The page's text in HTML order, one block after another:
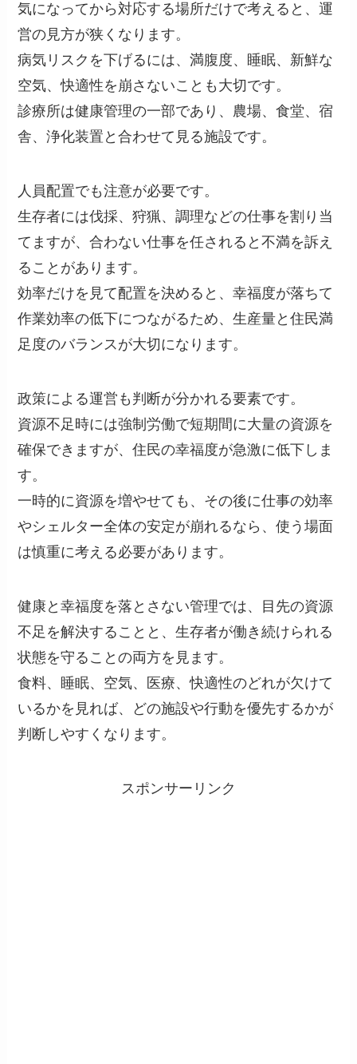
気になってから対応する場所だけで考えると、運
営の見方が狭くなります。
病気リスクを下げるには、満腹度、睡眠、新鮮な
空気、快適性を崩さないことも大切です。
診療所は健康管理の一部であり、農場、食堂、宿
舎、浄化装置と合わせて見る施設です。
人員配置でも注意が必要です。
生存者には伐採、狩猟、調理などの仕事を割り当
てますが、合わない仕事を任されると不満を訴え
ることがあります。
効率だけを見て配置を決めると、幸福度が落ちて
作業効率の低下につながるため、生産量と住民満
足度のバランスが大切になります。
政策による運営も判断が分かれる要素です。
資源不足時には強制労働で短期間に大量の資源を
確保できますが、住民の幸福度が急激に低下しま
す。
一時的に資源を増やせても、その後に仕事の効率
やシェルター全体の安定が崩れるなら、使う場面
は慎重に考える必要があります。
健康と幸福度を落とさない管理では、目先の資源
不足を解決することと、生存者が働き続けられる
状態を守ることの両方を見ます。
食料、睡眠、空気、医療、快適性のどれが欠けて
いるかを見れば、どの施設や行動を優先するかが
判断しやすくなります。
スポンサーリンク